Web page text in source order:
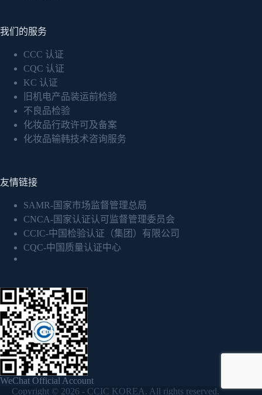
我们的服务
CCC 认证
CQC 认证
KC 认证
旧机电产品装运前检验
不良品检验
化妆品行政许可及备案
化妆品输韩技术咨询服务
友情链接
SAMR-国家市场监督管理总局
CNCA-国家认证认可监督管理委员会
CCIC-中国检验认证（集团）有限公司
CQC-中国质量认证中心
WeChat Official Account
Copyright © 2026 - CCIC KOREA. All rights reserved.